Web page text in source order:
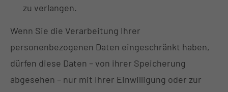
zu verlangen.
Wenn Sie die Verarbeitung Ihrer
personenbezogenen Daten eingeschränkt haben,
dürfen diese Daten – von ihrer Speicherung
abgesehen – nur mit Ihrer Einwilligung oder zur